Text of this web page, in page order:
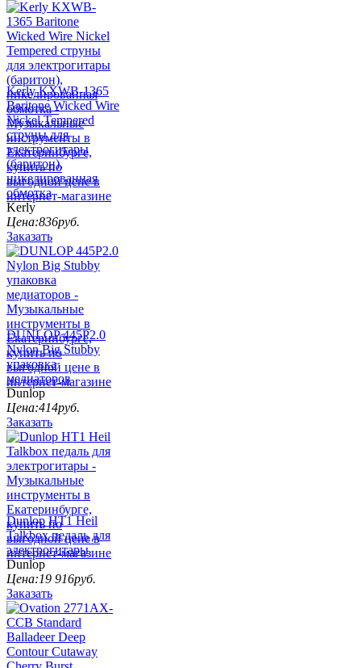
Kerly KXWB-1365
Baritone Wicked Wire
Nickel Tempered
струны для
электрогитары
(баритон),
никелированная
обмотка
Kerly
Цена:836руб.
Заказать
DUNLOP 445P2.0
Nylon Big Stubby
упаковка
медиаторов
Dunlop
Цена:414руб.
Заказать
Dunlop HT1 Heil
Talkbox педаль для
электрогитары
Dunlop
Цена:19 916руб.
Заказать